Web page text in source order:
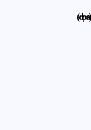
(dpa)